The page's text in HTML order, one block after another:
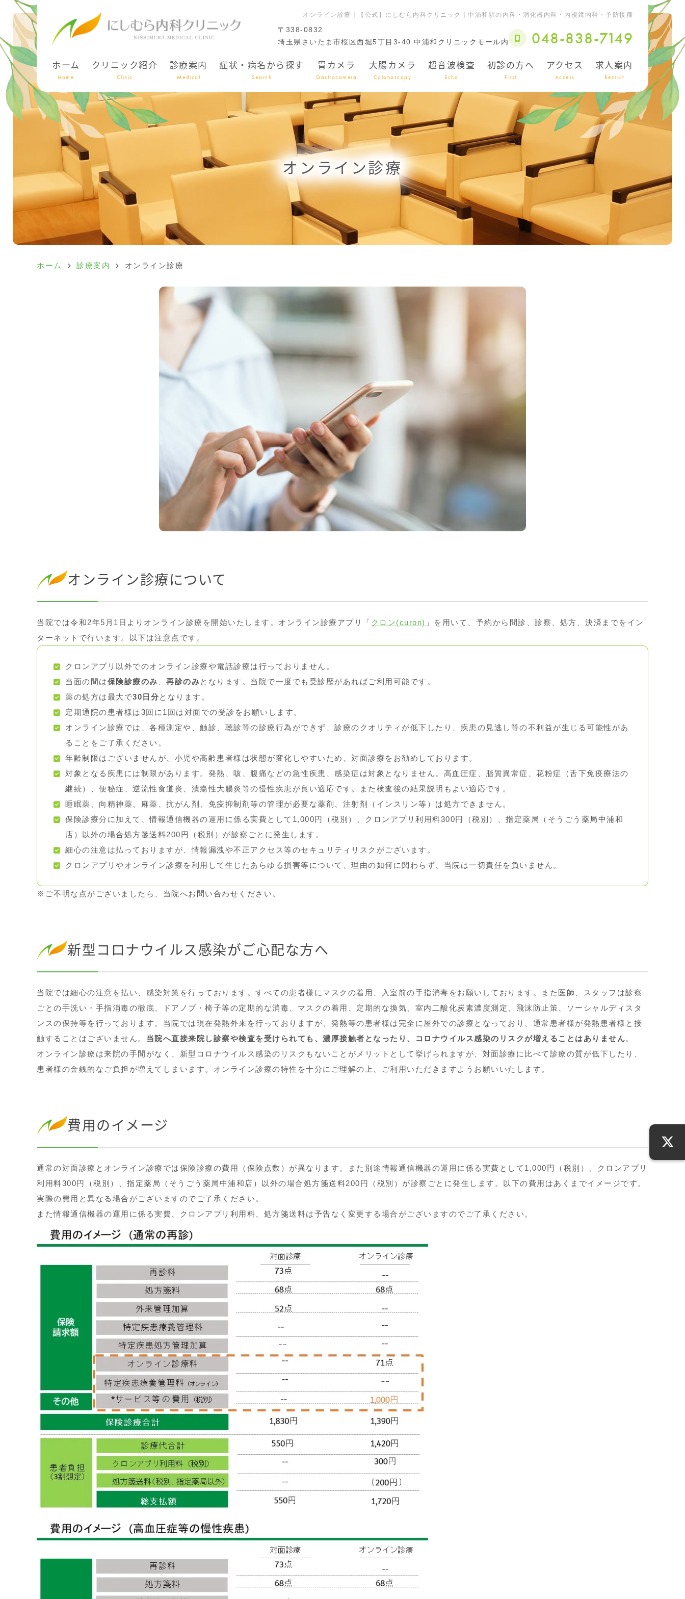
オンライン診療｜【公式】にしむら内科クリニック｜中浦和駅の内科・消化器内科・内視鏡内科・予防接種
〒338-0832
埼玉県さいたま市桜区西堀5丁目3-40 中浦和クリニックモール内
048-838-7149
ホーム
Home
クリニック紹介
Clinic
診療案内
Medical
症状・病名から探す
Search
胃カメラ
Gastrocamera
大腸カメラ
Colonoscopy
超音波検査
Echo
初診の方へ
First
アクセス
Access
求人案内
Recruit
オンライン診療
ホーム 診療案内 オンライン診療
オンライン診療について
当院では令和2年5月1日よりオンライン診療を開始いたします。オンライン診療アプリ「 クロン(curon) 」を用いて、予約から問診、診察、処方、決済までをイン
ターネットで行います。以下は注意点です。
クロンアプリ以外でのオンライン診療や電話診療は行っておりません。
当面の間は保険診療のみ 再診のみとなります。当院で一度でも受診歴があればご利用可能です。
薬の処方は最大で30日分となります。
定期通院の患者様は3回に1回は対面での受診をお願いします。
オンライン診療では、各種測定や、触診、聴診等の診療行為ができず、診療のクオリティが低下したり、疾患の見逃し等の不利益が生じる可能性があ
ることをご了承ください。
年齢制限はございませんが、小児や高齢患者様は状態が変化しやすいため、対面診療をお勧めしております。
対象となる疾患には制限があります。発熱、咳、腹痛などの急性疾患、感染症は対象となりません。高血圧症、脂質異常症、花粉症（舌下免疫療法の
継続）、便秘症、逆流性食道炎、潰瘍性大腸炎等の慢性疾患が良い適応です。また検査後の結果説明もよい適応です。
睡眠薬、向精神薬、麻薬、抗がん剤、免疫抑制剤等の管理が必要な薬剤、注射剤（インスリン等）は処方できません。
保険診療分に加えて、情報通信機器の運用に係る実費として1,000円（税別）、クロンアプリ利用料300円（税別）、指定薬局（そうごう薬局中浦和
店）以外の場合処方箋送料200円（税別）が診察ごとに発生します。
細心の注意は払っておりますが、情報漏洩や不正アクセス等のセキュリティリスクがございます。
クロンアプリやオンライン診療を利用して生じたあらゆる損害等について、理由の如何に関わらず、当院は一切責任を負いません。
※ご不明な点がございましたら、当院へお問い合わせください。
新型コロナウイルス感染がご心配な方へ
当院では細心の注意を払い、感染対策を行っております。すべての患者様にマスクの着用、入室前の手指消毒をお願いしております。また医師、スタッフは診察
ごとの手洗い・手指消毒の徹底、ドアノブ・椅子等の定期的な消毒、マスクの着用、定期的な換気、室内二酸化炭素濃度測定、飛沫防止策、ソーシャルディスタ
ンスの保持等を行っております。当院では現在発熱外来を行っておりますが、発熱等の患者様は完全に屋外での診療となっており、通常患者様が発熱患者様と接
触することはございません。 当院へ直接来院し診察や検査を受けられても、濃厚接触者となったり、コロナウイルス感染のリスクが増えることはありません。
オンライン診療は来院の手間がなく、新型コロナウイルス感染のリスクもないことがメリットとして挙げられますが、対面診療に比べて診療の質が低下したり、
患者様の金銭的なご負担が増えてしまいます。オンライン診療の特性を十分にご理解の上、ご利用いただきますようお願いいたします。
費用のイメージ
通常の対面診療とオンライン診療では保険診療の費用（保険点数）が異なります。また別途情報通信機器の運用に係る実費として1,000円（税別）、クロンアプリ
利用料300円（税別）、指定薬局（そうごう薬局中浦和店）以外の場合処方箋送料200円（税別）が診察ごとに発生します。以下の費用はあくまでイメージです。
実際の費用と異なる場合がございますのでご了承ください。
また情報通信機器の運用に係る実費、クロンアプリ利用料、処方箋送料は予告なく変更する場合がございますのでご了承ください。